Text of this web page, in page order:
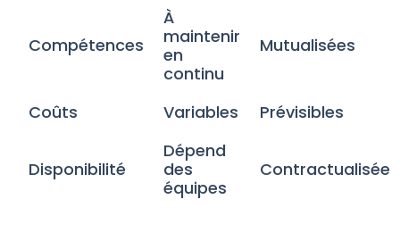
Compétences
À
maintenir
en
continu
Mutualisées
Coûts Variables Prévisibles
Disponibilité
Dépend
des
équipes
Contractualisée